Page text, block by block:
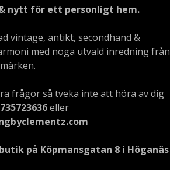
nytt för ett personligt hem.
vintage, antikt, secondhand &
med noga utvald inredning från
frågor så tveka inte att höra av dig
eller
på Köpmansgatan 8 i Höganäs